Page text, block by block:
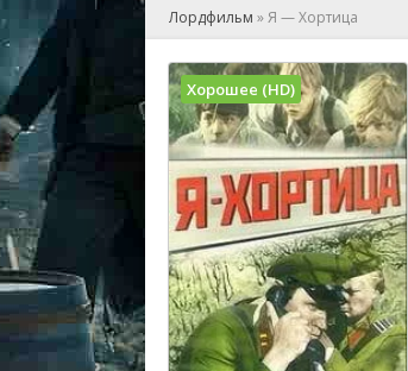
Лордфильм »Я — Хортица
Хорошее (HD)